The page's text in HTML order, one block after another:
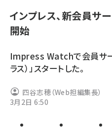
ai (2804)
note (2312)
インプレス、新会員サ
開始
Impress Watchで会員サー
ラス）」スタートした。
四谷志穂（Web担編集長）
3月2日 6:50